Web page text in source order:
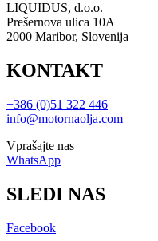
LIQUIDUS, d.o.o.
Prešernova ulica 10A
2000 Maribor, Slovenija
KONTAKT
+386 (0)51 322 446
info@motornaolja.com
Vprašajte nas
WhatsApp
SLEDI NAS
Facebook